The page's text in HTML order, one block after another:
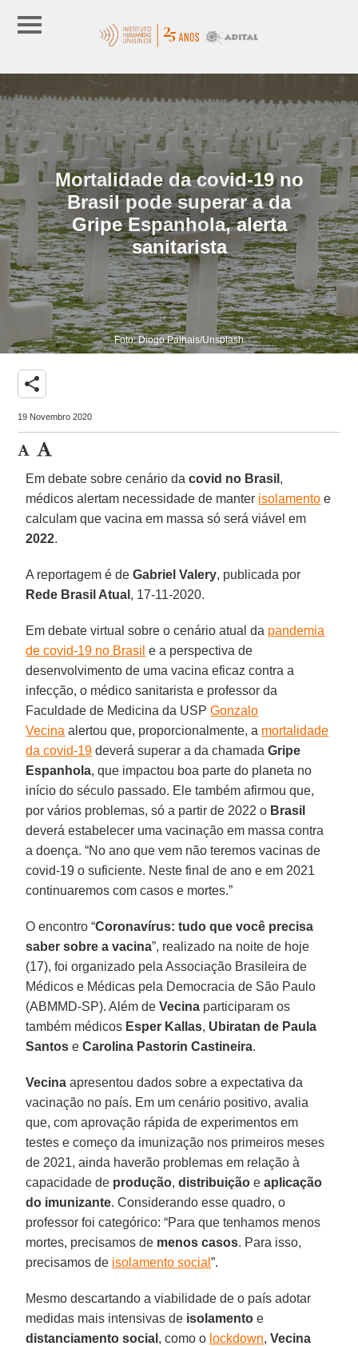
Mortalidade da covid-19 no
Brasil pode superar a da
Gripe Espanhola, alerta
sanitarista
Foto: Diogo Palhais/Unsplash
share
19 Novembro 2020
Em debate sobre cenário dacovid no Brasil ,
médicos alertam necessidade de manter isolamento e
calculam que vacina em massa só será viável em
2022.
A reportagem é deGabriel Valery, publicada por
Rede Brasil Atual , 17-11-2020.
Em debate virtual sobre o cenário atual da pandemia
de covid-19 no Brasil e a perspectiva de
desenvolvimento de uma vacina eficaz contra a
infecção, o médico sanitarista e professor da
Faculdade de Medicina da USPGonzalo
Vecina alertou que, proporcionalmente, a mortalidade
da covid-19 deverá superar a da chamadaGripe
Espanhola, que impactou boa parte do planeta no
início do século passado. Ele também afirmou que,
por vários problemas, só a partir de 2022 o Brasil
deverá estabelecer uma vacinação em massa contra
a doença. “No ano que vem não teremos vacinas de
covid-19 o suficiente. Neste final de ano e em 2021
continuaremos com casos e mortes.”
O encontro “Coronavírus: tudo que você precisa
saber sobre a vacina”, realizado na noite de hoje
(17), foi organizado pela Associação Brasileira de
Médicos e Médicas pela Democracia de São Paulo
(ABMMD-SP). Além deVecina participaram os
também médicos Esper Kallas, Ubiratan de Paula
Santos eCarolina Pastorin Castineira.
Vecina apresentou dados sobre a expectativa da
vacinação no país. Em um cenário positivo, avalia
que, com aprovação rápida de experimentos em
testes e começo da imunização nos primeiros meses
de 2021, ainda haverão problemas em relação à
capacidade de produção,distribuição eaplicação
do imunizante. Considerando esse quadro, o
professor foi categórico: “Para que tenhamos menos
mortes, precisamos de menos casos. Para isso,
precisamos de isolamento social”.
Mesmo descartando a viabilidade de o país adotar
medidas mais intensivas de isolamento e
distanciamento social , como o lockdown,Vecina